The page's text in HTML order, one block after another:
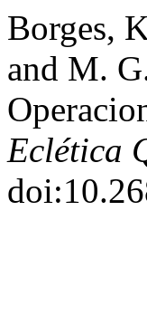
Borges,
and M.
Eclética